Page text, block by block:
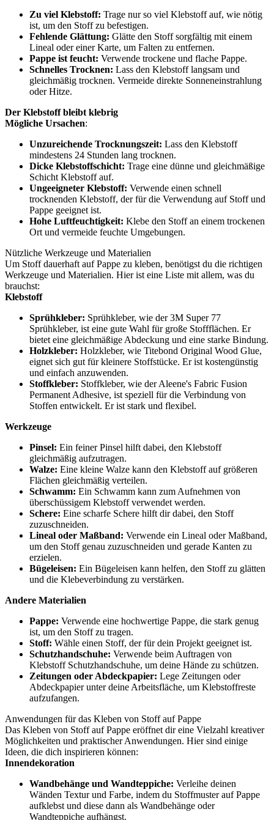
Zu viel Klebstoff: Trage nur so viel Klebstoff auf, wie nötig
ist, um den Stoff zu befestigen.
Fehlende Glättung: Glätte den Stoff sorgfältig mit einem
Lineal oder einer Karte, um Falten zu entfernen.
Pappe ist feucht: Verwende trockene und flache Pappe.
Schnelles Trocknen: Lass den Klebstoff langsam und
gleichmäßig trocknen. Vermeide direkte Sonneneinstrahlung
oder Hitze.
Der Klebstoff bleibt klebrig
Mögliche Ursachen:
Unzureichende Trocknungszeit: Lass den Klebstoff
mindestens 24 Stunden lang trocknen.
Dicke Klebstoffschicht: Trage eine dünne und gleichmäßige
Schicht Klebstoff auf.
Ungeeigneter Klebstoff: Verwende einen schnell
trocknenden Klebstoff, der für die Verwendung auf Stoff und
Pappe geeignet ist.
Hohe Luftfeuchtigkeit: Klebe den Stoff an einem trockenen
Ort und vermeide feuchte Umgebungen.
Nützliche Werkzeuge und Materialien
Um Stoff dauerhaft auf Pappe zu kleben, benötigst du die richtigen
Werkzeuge und Materialien. Hier ist eine Liste mit allem, was du
brauchst:
Klebstoff
Sprühkleber: Sprühkleber, wie der 3M Super 77
Sprühkleber, ist eine gute Wahl für große Stoffflächen. Er
bietet eine gleichmäßige Abdeckung und eine starke Bindung.
Holzkleber: Holzkleber, wie Titebond Original Wood Glue,
eignet sich gut für kleinere Stoffstücke. Er ist kostengünstig
und einfach anzuwenden.
Stoffkleber: Stoffkleber, wie der Aleene's Fabric Fusion
Permanent Adhesive, ist speziell für die Verbindung von
Stoffen entwickelt. Er ist stark und flexibel.
Werkzeuge
Pinsel: Ein feiner Pinsel hilft dabei, den Klebstoff
gleichmäßig aufzutragen.
Walze: Eine kleine Walze kann den Klebstoff auf größeren
Flächen gleichmäßig verteilen.
Schwamm: Ein Schwamm kann zum Aufnehmen von
überschüssigem Klebstoff verwendet werden.
Schere: Eine scharfe Schere hilft dir dabei, den Stoff
zuzuschneiden.
Lineal oder Maßband: Verwende ein Lineal oder Maßband,
um den Stoff genau zuzuschneiden und gerade Kanten zu
erzielen.
Bügeleisen: Ein Bügeleisen kann helfen, den Stoff zu glätten
und die Klebeverbindung zu verstärken.
Andere Materialien
Pappe: Verwende eine hochwertige Pappe, die stark genug
ist, um den Stoff zu tragen.
Stoff: Wähle einen Stoff, der für dein Projekt geeignet ist.
Schutzhandschuhe: Verwende beim Auftragen von
Klebstoff Schutzhandschuhe, um deine Hände zu schützen.
Zeitungen oder Abdeckpapier: Lege Zeitungen oder
Abdeckpapier unter deine Arbeitsfläche, um Klebstoffreste
aufzufangen.
Anwendungen für das Kleben von Stoff auf Pappe
Das Kleben von Stoff auf Pappe eröffnet dir eine Vielzahl kreativer
Möglichkeiten und praktischer Anwendungen. Hier sind einige
Ideen, die dich inspirieren können:
Innendekoration
Wandbehänge und Wandteppiche: Verleihe deinen
Wänden Textur und Farbe, indem du Stoffmuster auf Pappe
aufklebst und diese dann als Wandbehänge oder
Wandteppiche aufhängst.